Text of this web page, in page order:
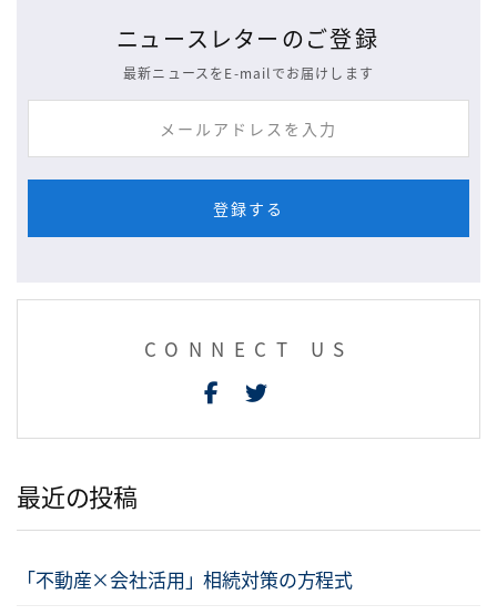
ニュースレターのご登録
最新ニュースをE-mailでお届けします
CONNECT US
最近の投稿
「不動産×会社活用」相続対策の方程式